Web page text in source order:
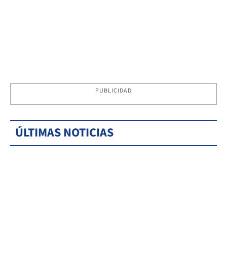
PUBLICIDAD
ÚLTIMAS NOTICIAS